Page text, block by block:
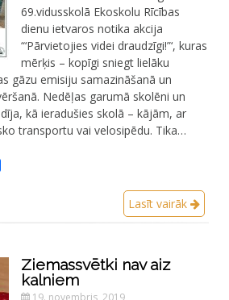
69.vidusskolā Ekoskolu Rīcības
dienu ietvaros notika akcija
“‘Pārvietojies videi draudzīgi!”‘, kuras
mērķis – kopīgi sniegt lielāku
gāzu emisiju samazināšanā un
Nedēļas garumā skolēni un
kā ieradušies skolā – kājām, ar
transportu vai velosipēdu. Tika…
Lasīt vairāk
Ziemassvētki nav aiz
kalniem
19. novembris, 2019